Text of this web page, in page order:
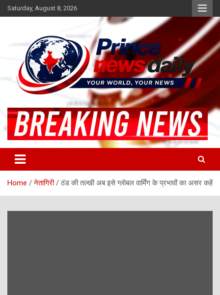
Skip
to
Saturday, August 8, 2026
Princenews Daily
Home नेतागिरी ठंड की तल्खी अब इसे ग्लोबल वार्मिंग के प्रभावों का असर कहें